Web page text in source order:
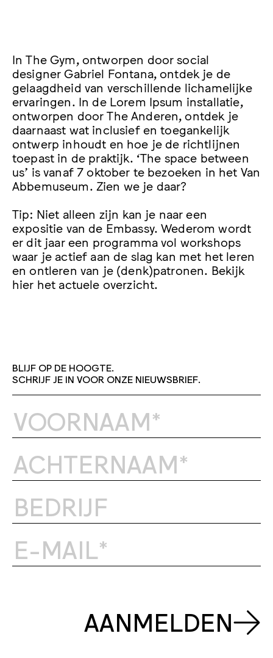
In The Gym, ontworpen door social
designer Gabriel Fontana, ontdek je de
gelaagdheid van verschillende lichamelijke
ervaringen. In de Lorem Ipsum installatie,
ontworpen door The Anderen, ontdek je
daarnaast wat inclusief en toegankelijk
ontwerp inhoudt en hoe je de richtlijnen
toepast in de praktijk. ‘The space between
us’ is vanaf 7 oktober te bezoeken in het Van
Abbemuseum. Zien we je daar?
Tip: Niet alleen zijn kan je naar een
expositie van de Embassy. Wederom wordt
er dit jaar een programma vol workshops
waar je actief aan de slag kan met het leren
en ontleren van je (denk)patronen. Bekijk
hier het actuele overzicht.
BLIJF OP DE HOOGTE.
SCHRIJF JE IN VOOR ONZE NIEUWSBRIEF.
AANMELDEN